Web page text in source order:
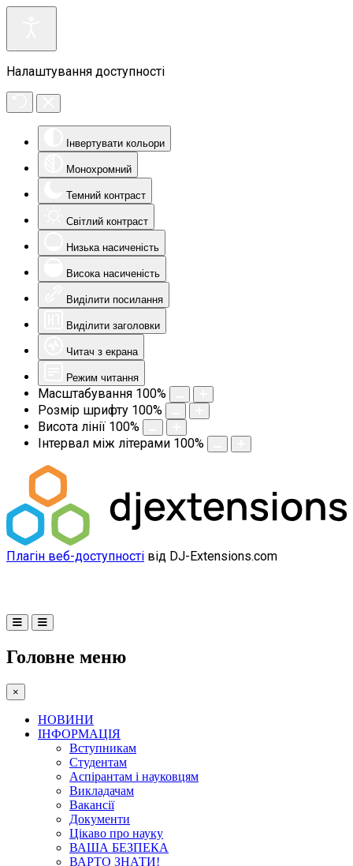
Налаштування доступності
Інвертувати кольори
Монохромний
Темний контраст
Світлий контраст
Низька насиченість
Висока насиченість
Виділити посилання
Виділити заголовки
Читач з екрана
Режим читання
Масштабування 100%
Розмір шрифту 100%
Висота лінії 100%
Інтервал між літерами 100%
Плагін веб-доступності від DJ-Extensions.com
Головне меню
×
НОВИНИ
ІНФОРМАЦІЯ
Вступникам
Студентам
Аспірантам і науковцям
Викладачам
Вакансії
Документи
Цікаво про науку
ВАША БЕЗПЕКА
ВАРТО ЗНАТИ!